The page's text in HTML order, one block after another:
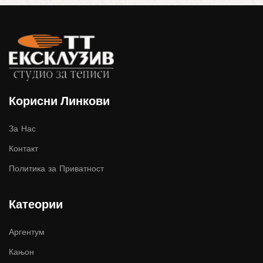
Корисни Линкови
За Нас
Контакт
Политика за Приватност
Катеории
Аргентум
Кањон